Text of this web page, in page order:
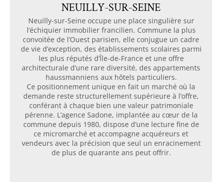
NEUILLY-SUR-SEINE
Neuilly-sur-Seine occupe une place singulière sur
l’échiquier immobilier francilien. Commune la plus
convoitée de l’Ouest parisien, elle conjugue un cadre
de vie d’exception, des établissements scolaires parmi
les plus réputés d’Île-de-France et une offre
architecturale d’une rare diversité, des appartements
haussmanniens aux hôtels particuliers.
Ce positionnement unique en fait un marché où la
demande reste structurellement supérieure à l’offre,
conférant à chaque bien une valeur patrimoniale
pérenne. L’agence Sadone, implantée au cœur de la
commune depuis 1980, dispose d’une lecture fine de
ce micromarché et accompagne acquéreurs et
vendeurs avec la précision que seul un enracinement
de plus de quarante ans peut offrir.